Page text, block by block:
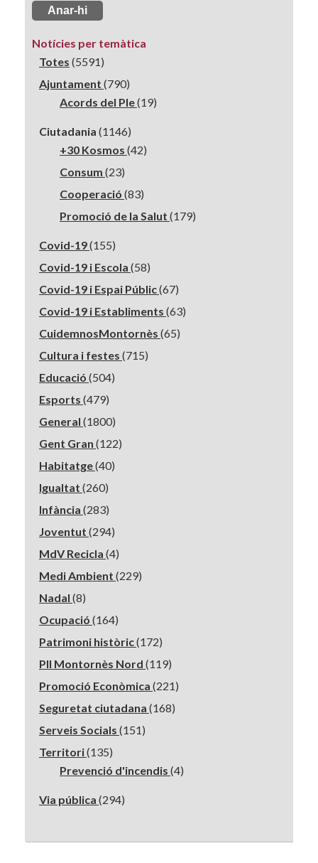
Notícies per temàtica
Totes (5591)
Ajuntament (790)
Acords del Ple(19)
Ciutadania (1146)
+30 Kosmos (42)
Consum (23)
Cooperació (83)
Promoció de la Salut (179)
Covid-19(155)
Covid-19 i Escola (58)
Covid-19 i Espai Públic(67)
Covid-19 i Establiments (63)
CuidemnosMontornès (65)
Cultura i festes (715)
Educació (504)
Esports (479)
General (1800)
Gent Gran (122)
Habitatge(40)
Igualtat (260)
Infància (283)
Joventut (294)
MdV Recicla (4)
Medi Ambient (229)
Nadal (8)
Ocupació (164)
Patrimoni històric(172)
PII Montornès Nord (119)
Promoció Econòmica (221)
Seguretat ciutadana (168)
Serveis Socials (151)
Territori(135)
Prevenció d'incendis (4)
Via pública (294)